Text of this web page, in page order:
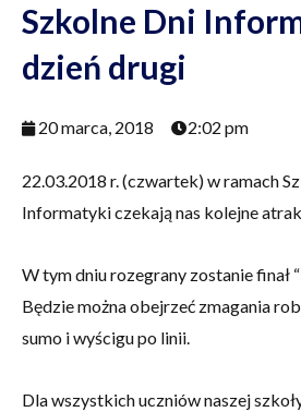
Szkolne Dni
dzień drugi
20 marca, 2018 2:02 pm
22.03.2018 r. (czwartek) w ramach
Informatyki czekają nas kolejne
W tym dniu rozegrany zostanie finał
Będzie można obejrzeć zmagania
sumo i wyścigu po linii.
Dla wszystkich uczniów naszej